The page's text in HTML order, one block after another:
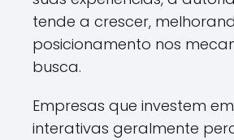
tende a crescer,
posicionamento nos
busca.
Empresas que investem
interativas geralmente